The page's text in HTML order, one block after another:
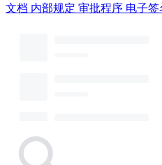
文档 内部规定 审批程序 电子签